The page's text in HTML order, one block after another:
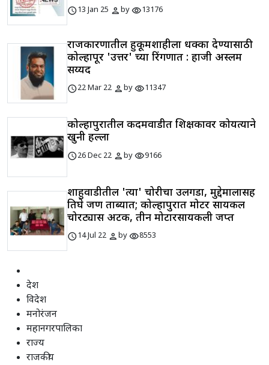
schedule13 Jan 25 personbyvisibility13176
राजकारणातील हुकूमशाहीला धक्का देण्यासाठी
कोल्हापूर 'उत्तर' च्या रिंगणात : हाजी अस्लम
सय्यद
schedule22 Mar 22 personbyvisibility11347
कोल्हापुरातील कदमवाडीत शिक्षकावर कोयत्याने
खुनी हल्ला
schedule26 Dec 22 personbyvisibility9166
शाहुवाडीतील 'त्या' चोरीचा उलगडा, मुद्देमालासह
तिघे जण ताब्यात; कोल्हापुरात मोटर सायकल
चोरट्यास अटक, तीन मोटारसायकली जप्त
schedule14 Jul 22 personbyvisibility8553
देश
विदेश
मनोरंजन
महानगरपालिका
राज्य
राजकीय